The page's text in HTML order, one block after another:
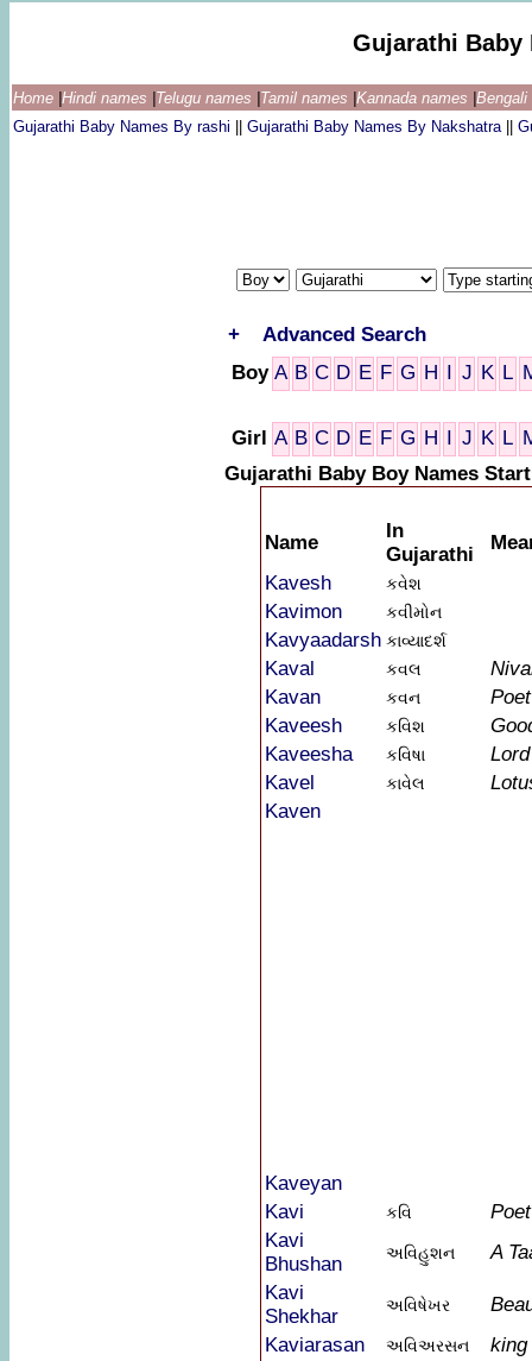
Gujarathi Baby
Home Hindi names Telugu names Tamil names Kannada names
Gujarathi Baby Names By rashi
Gujarathi Baby Names By Nakshatra
+
Advanced Search
Boy A B C D E F G H I J K L
Girl A B C D E F G H I J K L
Gujarathi Baby Boy Names
Name
In
Gujarathi
Kavesh
કવેશ
Kavimon કવીમોન
Kavyaadarsh કાવ્યાદર્શ
Kaval કવલ
Kavan
કવન
Poet
Kaveesh
કવિશ
Kaveesha
કવિષા
Kavel
કાવેલ
Kaven
Kaveyan
Kavi
કવિ
Poet
Kavi
Bhushan
અવિહુશન
A
Kavi
Shekhar
અવિષેખર
Kaviarasan
અવિઅરસન
king